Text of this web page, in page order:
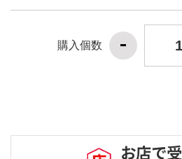
購入個数
お店で